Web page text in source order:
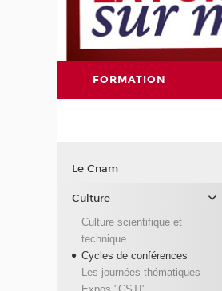
FORMATION
Le Cnam
Culture
Culture scientifique et
technique
Cycles de conférences
Les journées thématiques